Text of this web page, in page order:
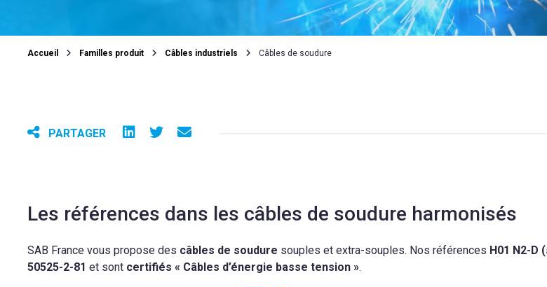
Accueil Familles produit Câbles industriels Câbles de soudure
PARTAGER
Les références dans les câbles de soudure harmonisés
SAB France vous propose des câbles de soudure souples et extra-souples. Nos références H01 N2-D
50525-2-81 et sont certifiés « Câbles d’énergie basse tension ».